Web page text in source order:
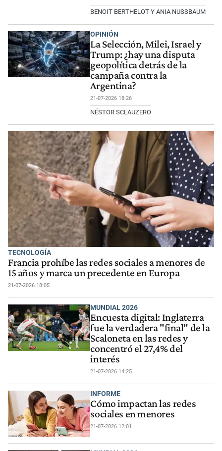
BENOIT BERTHELOT Y ANIA NUSSBAUM
OPINIÓN
La Selección, Milei, Israel y
Trump: ¿hay una disputa
geopolítica detrás de la
campaña contra la
Argentina?
21-07-2026 18:26
NÉSTOR SCLAUZERO
TECNOLOGÍA
Francia prohíbe las redes sociales a menores de
15 años y marca un precedente en Europa
21-07-2026 18:05
MUNDIAL 2026
Encuesta digital: Inglaterra
fue la verdadera "final" de la
Scaloneta en las redes y
concentró el 27,4% del
interés
21-07-2026 14:25
INFORME
Cómo impactan las redes
sociales en menores
21-07-2026 12:01